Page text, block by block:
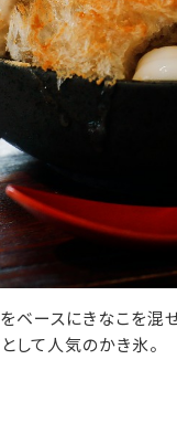
をベースにきなこを
して人気のかき氷。